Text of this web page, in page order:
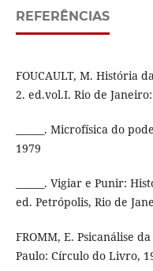
REFERÊNCIAS
FOUCAULT, M. História
2. ed.vol.I. Rio de
______. Microfísica do
1979
______. Vigiar e Punir:
ed. Petrópolis, Rio de
FROMM, E. Psicanálise
Paulo: Círculo do Livro,